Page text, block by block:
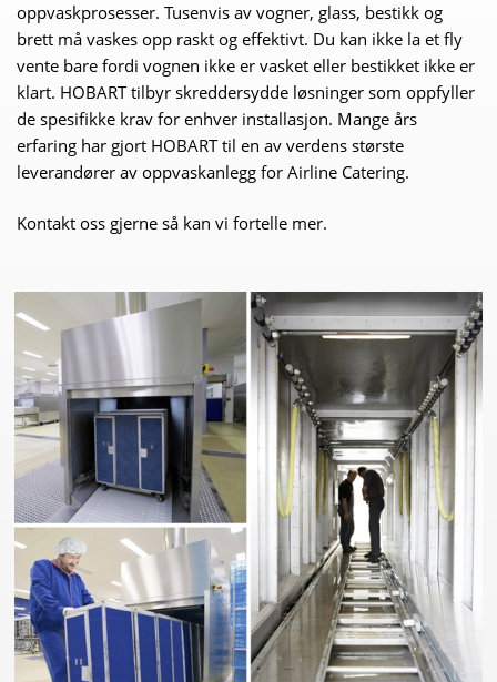
oppvaskprosesser. Tusenvis av vogner, glass, bestikk og
brett må vaskes opp raskt og effektivt. Du kan ikke la et fly
vente bare fordi vognen ikke er vasket eller bestikket ikke er
klart. HOBART tilbyr skreddersydde løsninger som oppfyller
de spesifikke krav for enhver installasjon. Mange års
erfaring har gjort HOBART til en av verdens største
leverandører av oppvaskanlegg for Airline Catering.
Kontakt oss gjerne så kan vi fortelle mer.